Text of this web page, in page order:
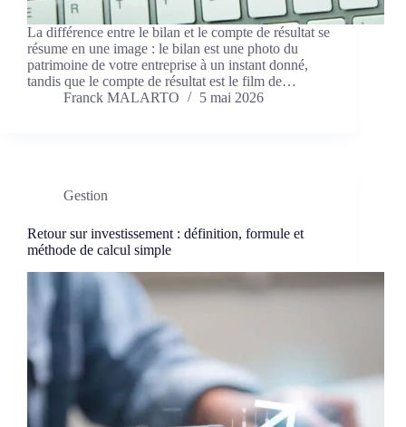
La différence entre le bilan et le compte de résultat se
résume en une image : le bilan est une photo du
patrimoine de votre entreprise à un instant donné,
tandis que le compte de résultat est le film de…
Franck MALARTO
5 mai 2026
Gestion
Retour sur investissement : définition, formule et
méthode de calcul simple